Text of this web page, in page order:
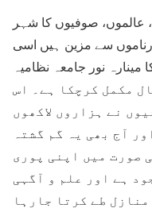
عالموں، صوفیوں کا شہر
سے مزین ہیں اسی
نور جامعہ نظامیہ
علمی و روحانی سفر کے 136 سال مکمل کرچکا ہے۔ اس
نے ہزاروں لاکھوں
آج بھی یہ گم گشتہ
صورت میں اپنی پوری
ہے اور علم و آگہی
طے کرتا جارہا